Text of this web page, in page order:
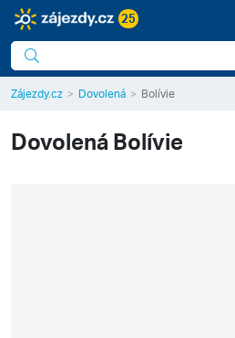
25
Zájezdy.cz Dovolená Bolívie
Dovolená Bolívie